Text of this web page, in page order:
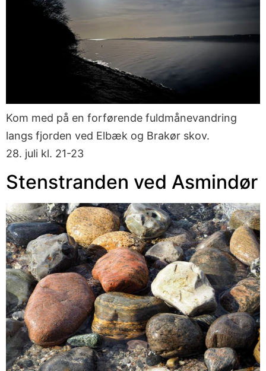
Kom med på en forførende fuldmånevandring
langs fjorden ved Elbæk og Brakør skov.
28. juli kl. 21-23
Stenstranden ved Asmindør